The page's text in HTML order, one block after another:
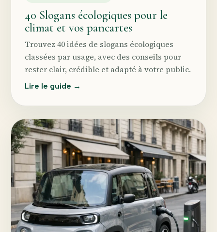
40 Slogans écologiques pour le
climat et vos pancartes
Trouvez 40 idées de slogans écologiques
classées par usage, avec des conseils pour
rester clair, crédible et adapté à votre public.
Lire le guide →